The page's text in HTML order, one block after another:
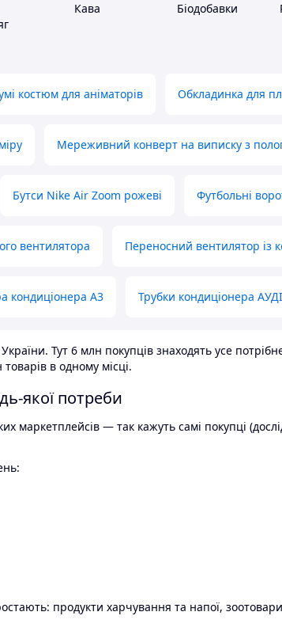
Кава Біодобавки
костюм для аніматорів Обкладинка для
Мереживний конверт на виписку з
Бутси Nike Air Zoom рожеві Футбольні
вентилятора Переносний вентилятор із
кондиціонера А3 Трубки кондиціонера
Тут 6 млн покупців знаходять усе
в одному місці.
якої потреби
маркетплейсів — так кажуть самі покупці
продукти харчування та напої,